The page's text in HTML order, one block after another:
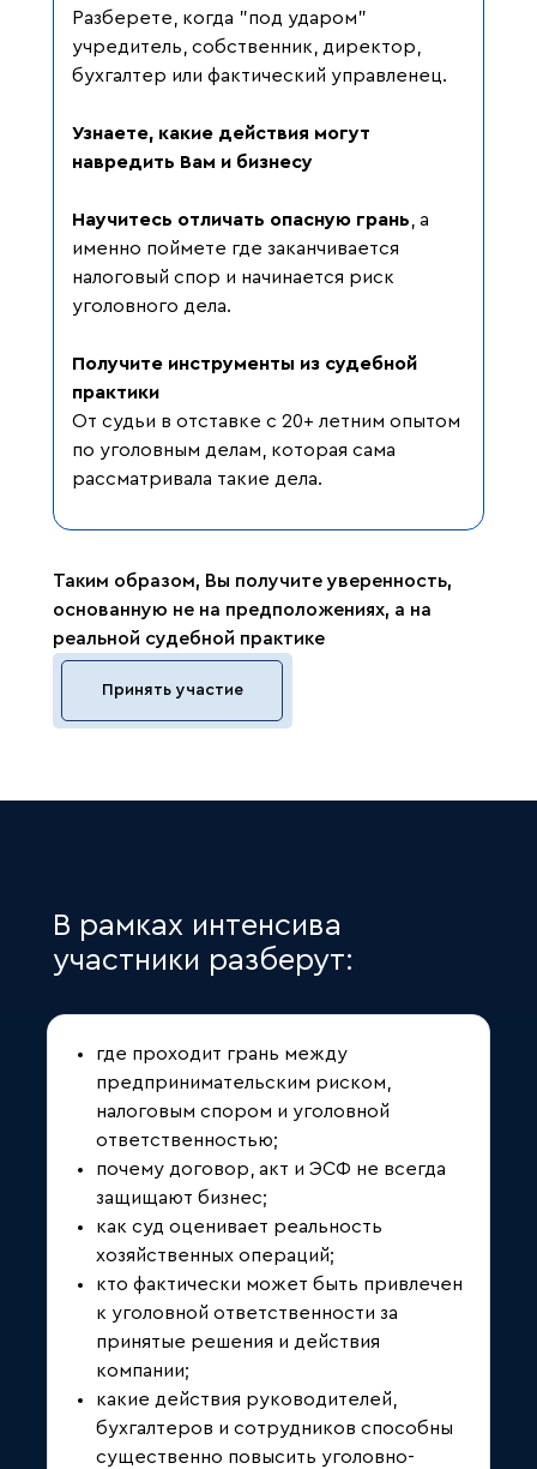
Разберете, когда "под ударом"
учредитель, собственник, директор,
бухгалтер или фактический управленец.
Узнаете, какие действия могут
навредить Вам и бизнесу
Научитесь отличать опасную грань , а
именно поймете где заканчивается
налоговый спор и начинается риск
уголовного дела.
Получите инструменты из судебной
практики
От судьи в отставке с 20+ летним опытом
по уголовным делам, которая сама
рассматривала такие дела.
Таким образом, Вы получите уверенность,
основанную не на предположениях, а на
реальной судебной практике
Принять участие
В рамках интенсива
участники разберут:
где проходит грань между
предпринимательским риском,
налоговым спором и уголовной
ответственностью;
почему договор, акт и ЭСФ не всегда
защищают бизнес;
как суд оценивает реальность
хозяйственных операций;
кто фактически может быть привлечен
к уголовной ответственности за
принятые решения и действия
компании;
какие действия руководителей,
бухгалтеров и сотрудников способны
существенно повысить уголовно-